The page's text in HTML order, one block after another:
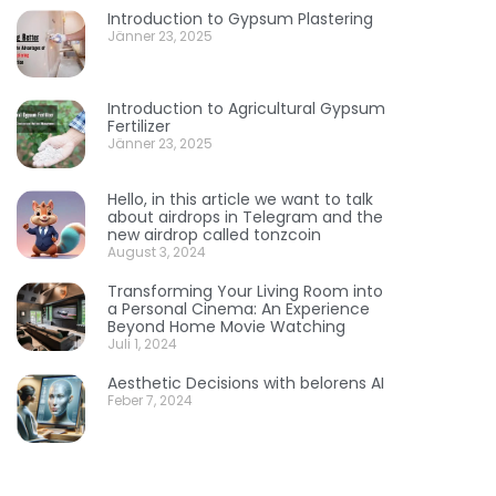
Introduction to Gypsum Plastering
Jänner 23, 2025
Introduction to Agricultural Gypsum
Fertilizer
Jänner 23, 2025
Hello, in this article we want to talk
about airdrops in Telegram and the
new airdrop called tonzcoin
August 3, 2024
Transforming Your Living Room into
a Personal Cinema: An Experience
Beyond Home Movie Watching
Juli 1, 2024
Aesthetic Decisions with belorens AI
Feber 7, 2024